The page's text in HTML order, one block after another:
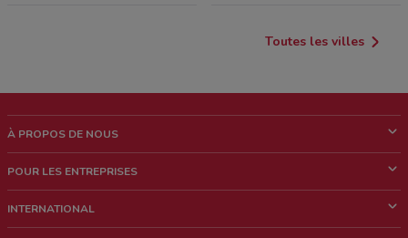
Toutes les villes
À PROPOS DE NOUS
News & Médias
POUR LES ENTREPRISES
Contacts commerciaux et/ou marketing
INTERNATIONAL